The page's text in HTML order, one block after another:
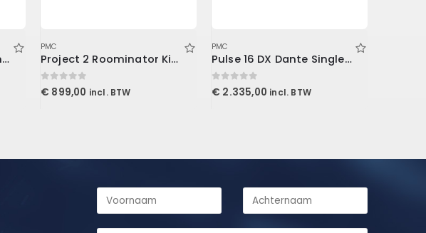
Volume 5 Upgrade from Volume 3 (Download)
PMC
Project 2 Roominator Kit Burgundy
0out of 5
€ 899,00 incl. BTW
PMC
Pulse 16 DX Dante Singlemode
0out of 5
€ 2.335,00 incl. BTW